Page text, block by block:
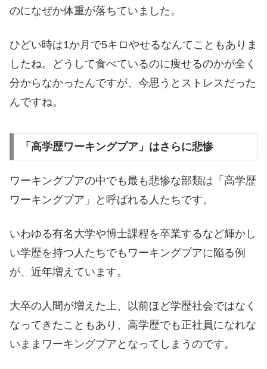
のになぜか体重が落ちていました。
ひどい時は1か月で5キロやせるなんてこともありま
したね。どうして食べているのに痩せるのかが全く
分からなかったんですが、今思うとストレスだった
んですね。
「高学歴ワーキングプア」はさらに悲惨
ワーキングプアの中でも最も悲惨な部類は「高学歴
ワーキングプア」と呼ばれる人たちです。
いわゆる有名大学や博士課程を卒業するなど輝かし
い学歴を持つ人たちでもワーキングプアに陥る例
が、近年増えています。
大卒の人間が増えた上、以前ほど学歴社会ではなく
なってきたこともあり、高学歴でも正社員になれな
いままワーキングプアとなってしまうのです。